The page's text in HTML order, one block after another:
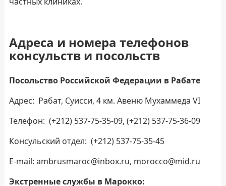
Адреса и номера телефонов
консульств и посольств
Посольство Российской Федерации в Рабате
Адрес: Рабат, Суисси, 4 км. Авеню Мухаммеда VI
Телефон: (+212) 537-75-35-09, (+212) 537-75-36-09
Консульский отдел: (+212) 537-75-35-45
E-mail: ambrusmaroc@inbox.ru, morocco@mid.ru
Экстренные службы в Марокко: